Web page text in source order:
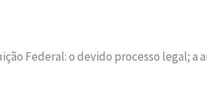
Federal: o devido processo legal; a